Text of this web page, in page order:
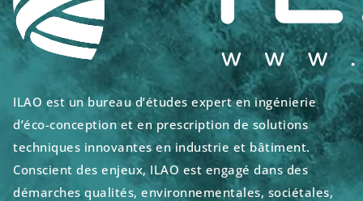
ILAO est un bureau d’études expert en ingénierie
d’éco-conception et en prescription de solutions
techniques innovantes en industrie et bâtiment.
Conscient des enjeux, ILAO est engagé dans des
démarches qualités, environnementales, sociétales,